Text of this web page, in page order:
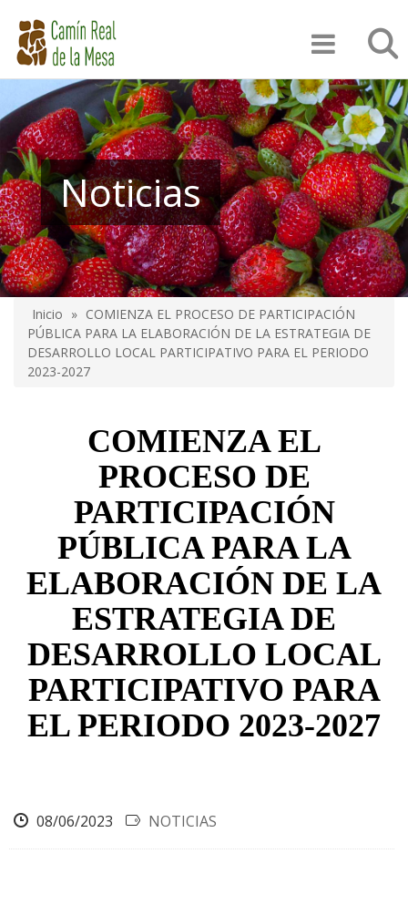
contenido
principal
Noticias
Sobrescribir
enlaces
ayuda
navegación
Inicio
COMIENZA EL PROCESO DE PARTICIPACIÓN
PÚBLICA PARA LA ELABORACIÓN DE LA ESTRATEGIA DE
DESARROLLO LOCAL PARTICIPATIVO PARA EL PERIODO
2023-2027
COMIENZA EL
PROCESO DE
PARTICIPACIÓN
PÚBLICA PARA LA
ELABORACIÓN DE LA
ESTRATEGIA DE
DESARROLLO LOCAL
PARTICIPATIVO PARA
EL PERIODO 2023-2027
08/06/2023 NOTICIAS